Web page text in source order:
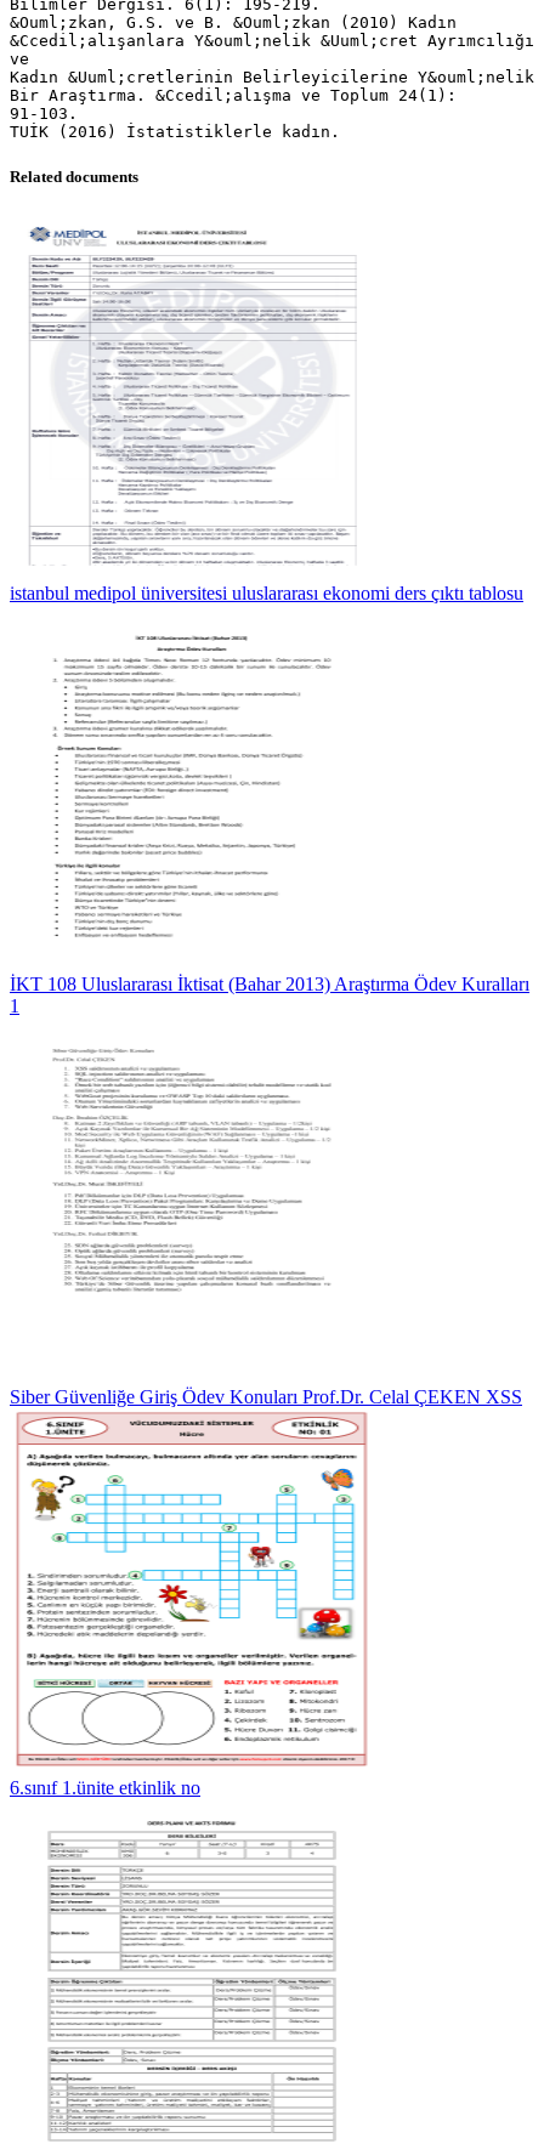
Bilimler Dergisi. 6(1): 195-219.
&Ouml;zkan, G.S. ve B. &Ouml;zkan (2010) Kadın
&Ccedil;alışanlara Y&ouml;nelik &Uuml;cret Ayrımcılığı
ve
Kadın &Uuml;cretlerinin Belirleyicilerine Y&ouml;nelik
Bir Araştırma. &Ccedil;alışma ve Toplum 24(1):
91-103.
Related documents
istanbul medipol üniversitesi uluslararası ekonomi ders çıktı tablosu
İKT 108 Uluslararası İktisat (Bahar 2013) Araştırma Ödev Kuralları
1
Siber Güvenliğe Giriş Ödev Konuları Prof.Dr. Celal ÇEKEN XSS
6.sınıf 1.ünite etkinlik no